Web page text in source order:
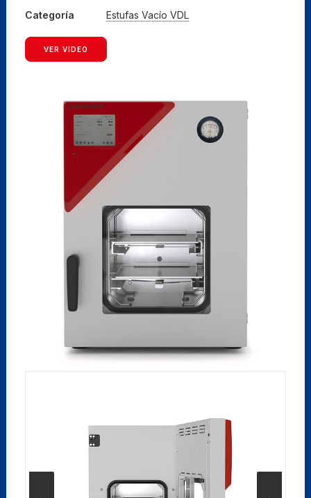
Categoría Estufas Vacío VDL
VER VIDEO